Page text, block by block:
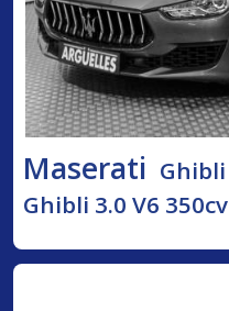
Maserati Ghibli
Ghibli 3.0 V6 350cv